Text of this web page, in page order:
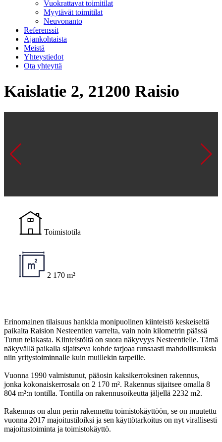
Vuokrattavat toimitilat
Myytävät toimitilat
Neuvonanto
Referenssit
Ajankohtaista
Meistä
Yhteystiedot
Ota yhteyttä
Kaislatie 2, 21200 Raisio
Toimistotila
2 170 m²
Erinomainen tilaisuus hankkia monipuolinen kiinteistö keskeiseltä
paikalta Raision Nesteentien varrelta, vain noin kilometrin päässä
Turun telakasta. Kiinteistöltä on suora näkyvyys Nesteentielle. Tämä
näkyvällä paikalla sijaitseva kohde tarjoaa runsaasti mahdollisuuksia
niin yritystoiminnalle kuin muillekin tarpeille.
Vuonna 1990 valmistunut, pääosin kaksikerroksinen rakennus,
jonka kokonaiskerrosala on 2 170 m². Rakennus sijaitsee omalla 8
804 m²:n tontilla. Tontilla on rakennusoikeutta jäljellä 2232 m2.
Rakennus on alun perin rakennettu toimistokäyttöön, se on muutettu
vuonna 2017 majoitustiloiksi ja sen käyttötarkoitus on nyt virallisesti
majoitustoiminta ja toimistokäyttö.